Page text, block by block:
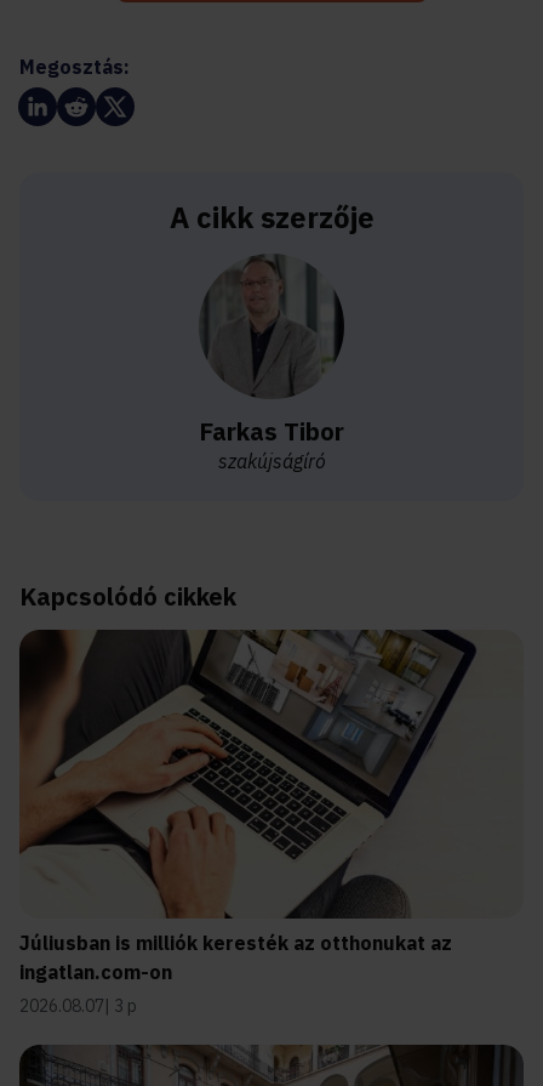
Megosztás:
A cikk szerzője
Farkas Tibor
szakújságíró
Kapcsolódó cikkek
Júliusban is milliók keresték az otthonukat az
ingatlan.com-on
2026.08.07 3 p